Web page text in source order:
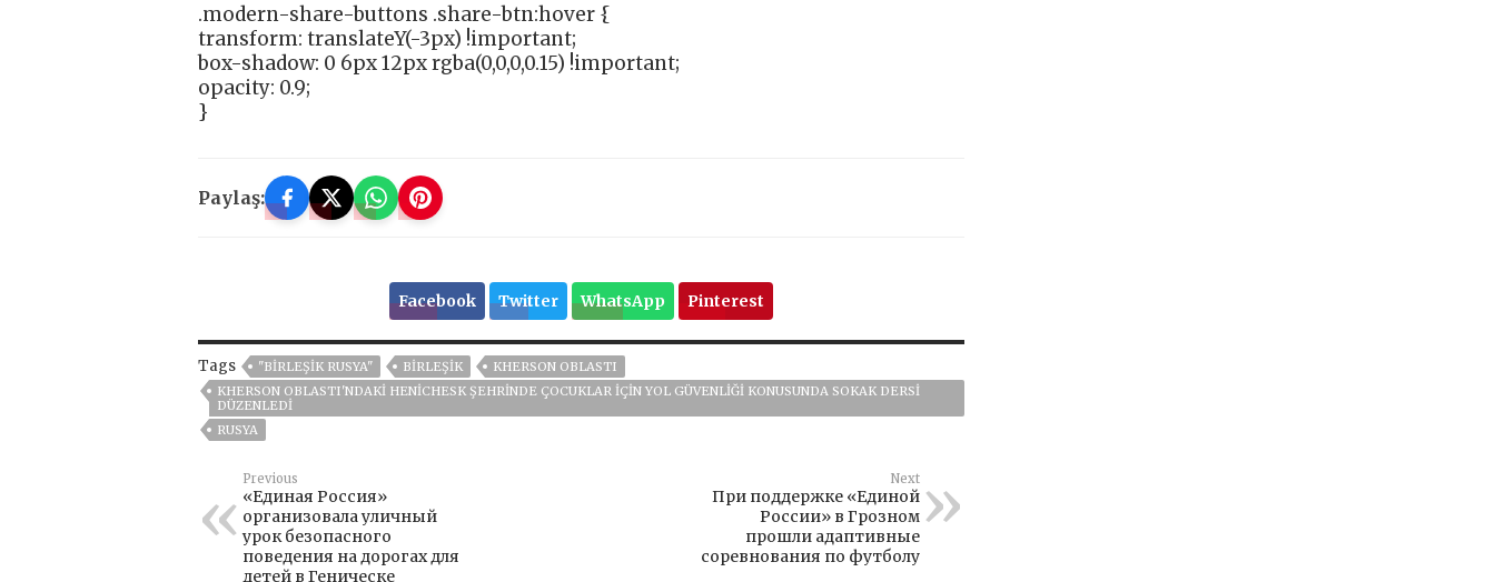
.modern-share-buttons .share-btn:hover {
transform: translateY(-3px) !important;
box-shadow: 0 6px 12px rgba(0,0,0,0.15) !important;
opacity: 0.9;
}
Paylaş:
Facebook Twitter WhatsApp Pinterest
Tags "BIRLEŞIK RUSYA" BIRLEŞIK
KHERSON OBLASTI
KHERSON OBLASTI'NDAKI HENICHESK ŞEHRINDE ÇOCUKLAR IÇIN YOL GÜVENLIĞI KONUSUNDA SOKAK DERSI
DÜZENLEDI
RUSYA
Previous
«Единая Россия»
организовала уличный
урок безопасного
поведения на дорогах для
детей в Геническе
Next
При поддержке «Единой
России» в Грозном
прошли адаптивные
соревнования по футболу